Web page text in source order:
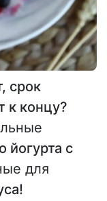
срок
к концу?
йогурта с
для